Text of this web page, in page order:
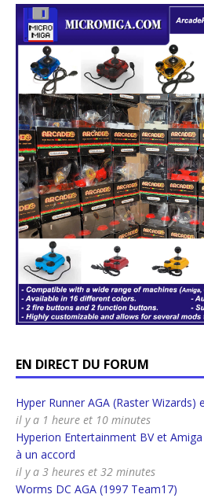
EN DIRECT DU FORUM
Hyper Runner AGA (Raster Wizards)
il y a 1 heure et 10 minutes
Hyperion Entertainment BV et
à un accord
il y a 3 heures et 32 minutes
Worms DC AGA (1997 Team17)